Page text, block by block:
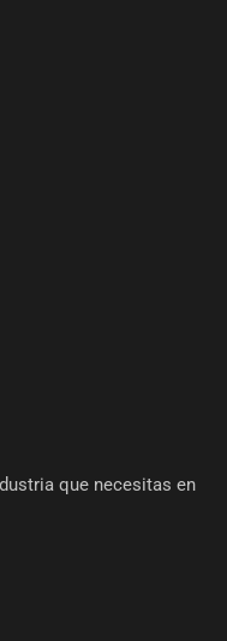
que necesitas en